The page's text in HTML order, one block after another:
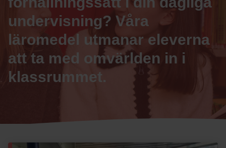
undervisning? Våra
läromedel utmanar eleverna
att ta med omvärlden in i
klassrummet.